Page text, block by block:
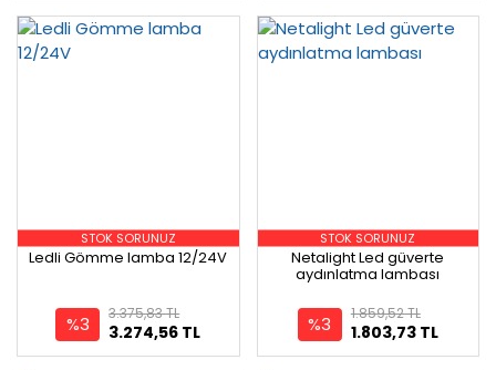
STOK SORUNUZ
Ledli Gömme lamba 12/24V
%3 3.274,56 TL
3.375,83 TL
STOK SORUNUZ
Netalight Led güverte
aydınlatma lambası
%3 1.803,73 TL
1.859,52 TL